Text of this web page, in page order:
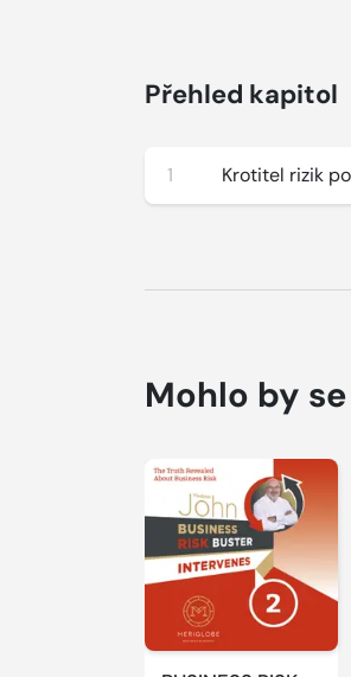
Přehled kapitol
1 Krotitel rizik
Mohlo by
Přehrát
ukázku